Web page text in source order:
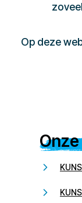
Op deze